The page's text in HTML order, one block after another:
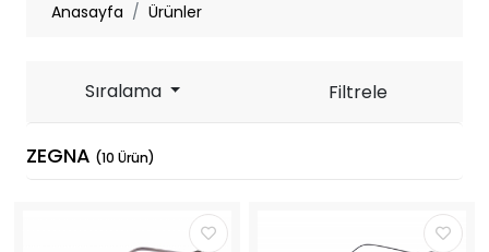
Anasayfa Ürünler
Sıralama Filtrele
ZEGNA (10 Ürün)